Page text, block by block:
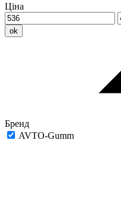
Ціна
ok
Бренд
AVTO-Gumm